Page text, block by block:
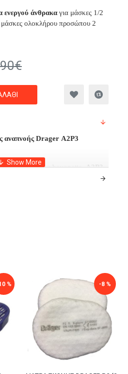
ενεργού άνθρακα για μάσκες 1/2
ολοκλήρου προσώπου 2
αναπνοής Drager Α2Ρ3
με κούμπωμα bayonetteΑ2Ρ3.
% -8 %